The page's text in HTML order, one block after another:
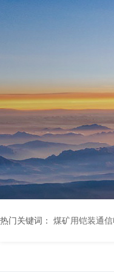
热门关键词： 煤矿用铠装通信电缆 煤矿用信号电缆 煤矿用通信电缆 矿